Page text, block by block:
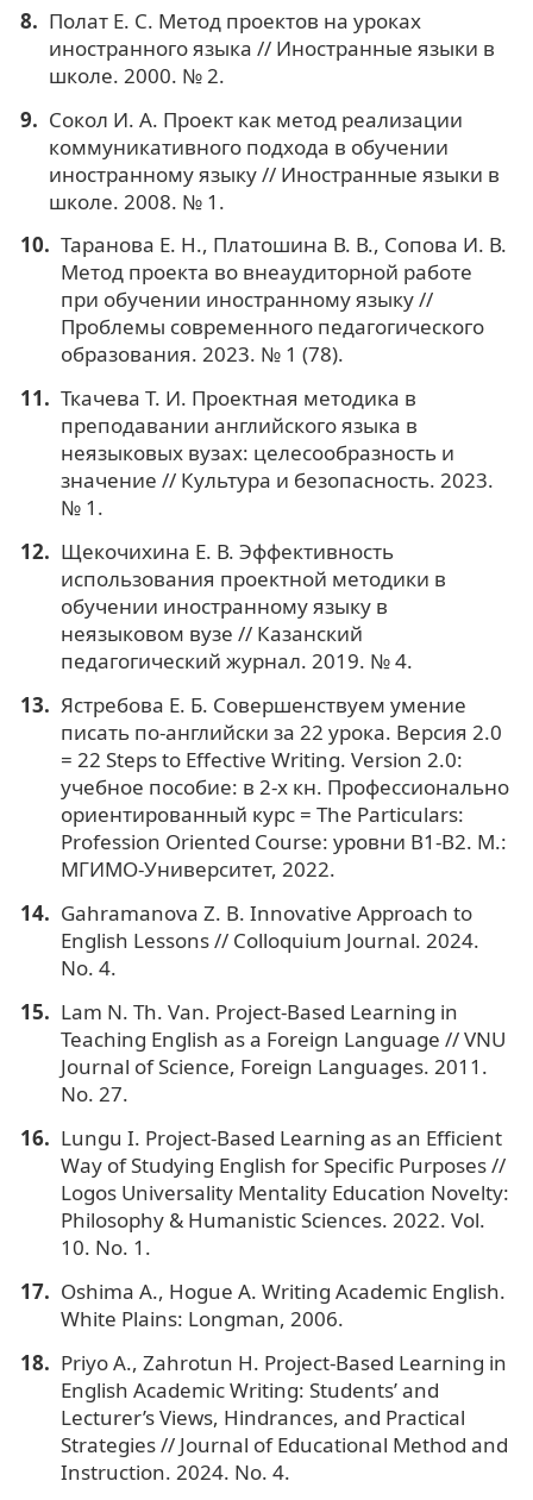
Полат Е. С. Метод проектов на уроках
иностранного языка // Иностранные языки в
школе. 2000. № 2.
Сокол И. А. Проект как метод реализации
коммуникативного подхода в обучении
иностранному языку // Иностранные языки в
школе. 2008. № 1.
Таранова Е. Н., Платошина В. В., Сопова И. В.
Метод проекта во внеаудиторной работе
при обучении иностранному языку //
Проблемы современного педагогического
образования. 2023. № 1 (78).
Ткачева Т. И. Проектная методика в
преподавании английского языка в
неязыковых вузах: целесообразность и
значение // Культура и безопасность. 2023.
№ 1.
Щекочихина Е. В. Эффективность
использования проектной методики в
обучении иностранному языку в
неязыковом вузе // Казанский
педагогический журнал. 2019. № 4.
Ястребова Е. Б. Совершенствуем умение
писать по-английски за 22 урока. Версия 2.0
= 22 Steps to Effective Writing. Version 2.0:
учебное пособие: в 2-х кн. Профессионально
ориентированный курс = The Particulars:
Profession Oriented Course: уровни В1-В2. М.:
МГИМО-Университет, 2022.
Gahramanova Z. B. Innovative Approach to
English Lessons // Colloquium Journal. 2024.
No. 4.
Lam N. Th. Van. Project-Based Learning in
Teaching English as a Foreign Language // VNU
Journal of Science, Foreign Languages. 2011.
No. 27.
Lungu I. Project-Based Learning as an Efficient
Way of Studying English for Specific Purposes //
Logos Universality Mentality Education Novelty:
Philosophy & Humanistic Sciences. 2022. Vol.
10. No. 1.
Oshima A., Hogue A. Writing Academic English.
White Plains: Longman, 2006.
Priyo A., Zahrotun H. Project-Based Learning in
English Academic Writing: Students’ and
Lecturer’s Views, Hindrances, and Practical
Strategies // Journal of Educational Method and
Instruction. 2024. No. 4.